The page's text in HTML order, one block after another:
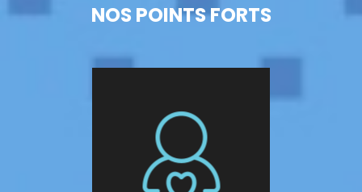
NOS POINTS FORTS